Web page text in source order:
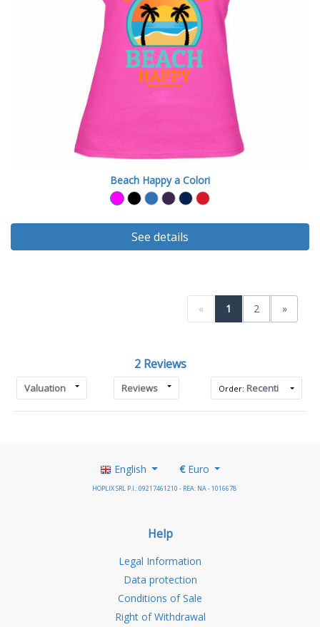
Beach Happy a Colori
See details
« 1 2 »
2 Reviews
Valuation Reviews Order: Recenti
English €Euro
HOPLIX SRL P.I.: 09217461210 - REA: NA - 1016678
Help
Legal Information
Data protection
Conditions of Sale
Right of Withdrawal